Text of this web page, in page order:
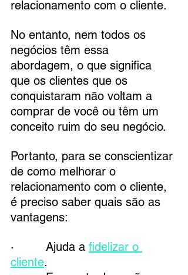
relacionamento com o cliente.
No entanto, nem todos os
negócios têm essa
abordagem, o que significa
que os clientes que os
conquistaram não voltam a
comprar de você ou têm um
conceito ruim do seu negócio.
Portanto, para se conscientizar
de como melhorar o
relacionamento com o cliente,
é preciso saber quais são as
vantagens:
·         Ajuda a fidelizar o
cliente.